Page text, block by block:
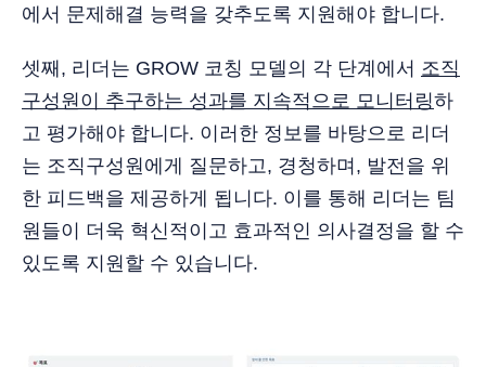
에서 문제해결 능력을 갖추도록 지원해야 합니다.
셋째, 리더는 GROW 코칭 모델의 각 단계에서 조직
구성원이 추구하는 성과를 지속적으로 모니터링하
고 평가해야 합니다. 이러한 정보를 바탕으로 리더
는 조직구성원에게 질문하고, 경청하며, 발전을 위
한 피드백을 제공하게 됩니다. 이를 통해 리더는 팀
원들이 더욱 혁신적이고 효과적인 의사결정을 할 수
있도록 지원할 수 있습니다.